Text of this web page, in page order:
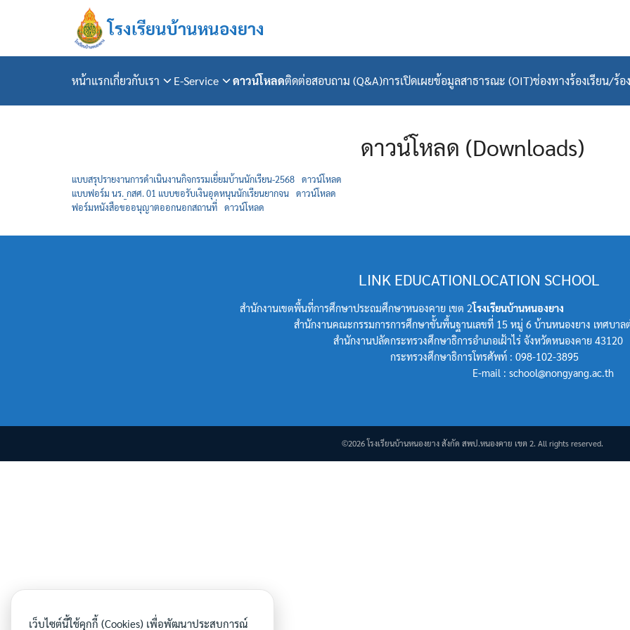
โรงเรียนบ้านหนองยาง
หน้าแรกเกี่ยวกับเรา E-Service ดาวน์โหลดติดต่อสอบถาม (Q&A)การเปิดเผยข้อมูลสาธารณะ (OIT)ช่องทางร้องเรียน/ร้อ
ดาวน์โหลด (Downloads)
แบบสรุปรายงานการดำเนินงานกิจกรรมเยี่ยมบ้านนักเรียน-2568 ดาวน์โหลด
แบบฟอร์ม นร._กสศ. 01 แบบขอรับเงินอุดหนุนนักเรียนยากจน ดาวน์โหลด
ฟอร์มหนังสือขออนุญาตออกนอกสถานที่ ดาวน์โหลด
LINK EDUCATION
สำนักงานเขตพื้นที่การศึกษาประถมศึกษาหนองคาย เขต 2
สำนักงานคณะกรรมการการศึกษาขั้นพื้นฐาน
สำนักงานปลัดกระทรวงศึกษาธิการ
กระทรวงศึกษาธิการ
LOCATION SCHOOL
โรงเรียนบ้านหนองยาง
เลขที่ 15 หมู่ 6 บ้านหนองยาง เทศบาล
อำเภอเฝ้าไร่ จังหวัดหนองคาย 43120
โทรศัพท์ : 098-102-3895
E-mail : school@nongyang.ac.th
©2026 โรงเรียนบ้านหนองยาง สังกัด สพป.หนองคาย เขต 2. All rights reserved.
เว็บไซต์นี้ใช้คุกกี้ (Cookies) เพื่อพัฒนาประสบการณ์